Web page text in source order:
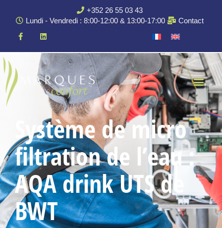
+352 26 55 03 43
Lundi - Vendredi : 8:00-12:00 & 13:00-17:00
Contact
Système de micro
filtration de l’eau :
AQA drink UTS de
BWT